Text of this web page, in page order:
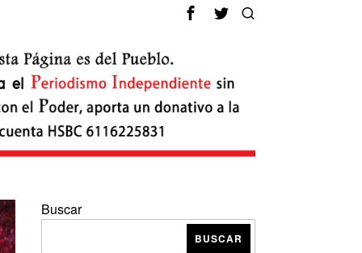
Buscar
BUSCAR